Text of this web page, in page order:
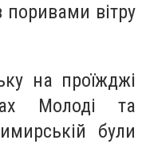
вітру
на проїжджі
Молоді та
були